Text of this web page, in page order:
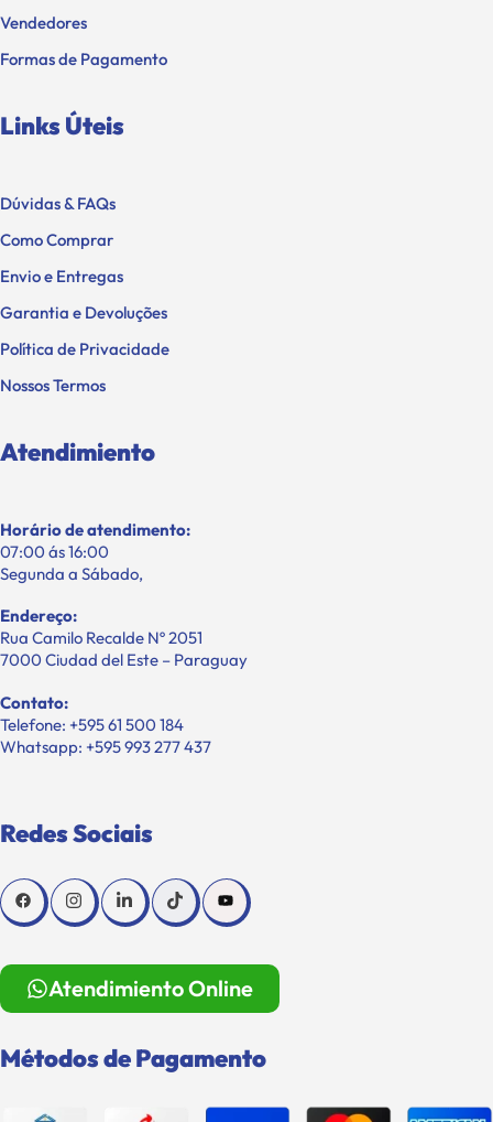
Vendedores
Formas de Pagamento
Links Úteis
Dúvidas & FAQs
Como Comprar
Envio e Entregas
Garantia e Devoluções
Política de Privacidade
Nossos Termos
Atendimiento
Horário de atendimento:
07:00 ás 16:00
Segunda a Sábado,
Endereço:
Rua Camilo Recalde Nº 2051
7000 Ciudad del Este – Paraguay
Contato:
Telefone: +595 61 500 184
Whatsapp: +595 993 277 437
Redes Sociais
Atendimiento Online
Métodos de Pagamento